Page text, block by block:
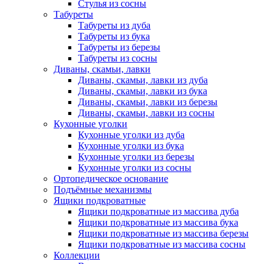
Стулья из сосны
Табуреты
Табуреты из дуба
Табуреты из бука
Табуреты из березы
Табуреты из сосны
Диваны, скамьи, лавки
Диваны, скамьи, лавки из дуба
Диваны, скамьи, лавки из бука
Диваны, скамьи, лавки из березы
Диваны, скамьи, лавки из сосны
Кухонные уголки
Кухонные уголки из дуба
Кухонные уголки из бука
Кухонные уголки из березы
Кухонные уголки из сосны
Ортопедическое основание
Подъёмные механизмы
Ящики подкроватные
Ящики подкроватные из массива дуба
Ящики подкроватные из массива бука
Ящики подкроватные из массива березы
Ящики подкроватные из массива сосны
Коллекции